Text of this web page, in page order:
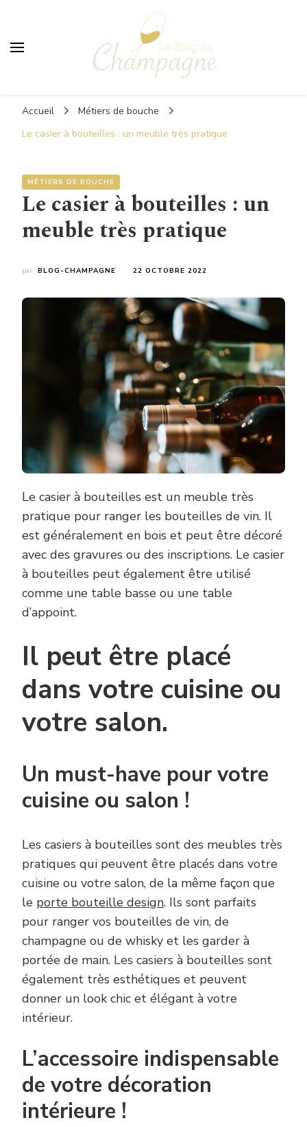
Accueil
Métiers de bouche
Le casier à bouteilles : un meuble très pratique
MÉTIERS DE BOUCHE
Le casier à bouteilles : un
meuble très pratique
par BLOG-CHAMPAGNE 22 OCTOBRE 2022
Le casier à bouteilles est un meuble très
pratique pour ranger les bouteilles de vin. Il
est généralement en bois et peut être décoré
avec des gravures ou des inscriptions. Le casier
à bouteilles peut également être utilisé
comme une table basse ou une table
d’appoint.
Il peut être placé
dans votre cuisine ou
votre salon.
Un must-have pour votre
cuisine ou salon !
Les casiers à bouteilles sont des meubles très
pratiques qui peuvent être placés dans votre
cuisine ou votre salon, de la même façon que
le porte bouteille design. Ils sont parfaits
pour ranger vos bouteilles de vin, de
champagne ou de whisky et les garder à
portée de main. Les casiers à bouteilles sont
également très esthétiques et peuvent
donner un look chic et élégant à votre
intérieur.
L’accessoire indispensable
de votre décoration
intérieure !